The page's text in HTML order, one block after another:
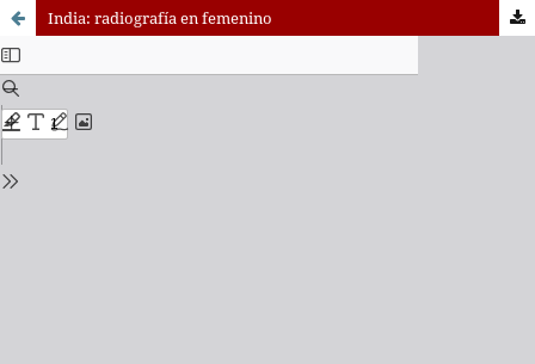
India: radiografía en femenino